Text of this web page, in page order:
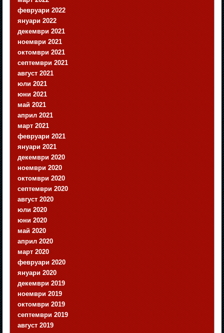
февруари 2022
януари 2022
декември 2021
ноември 2021
октомври 2021
септември 2021
август 2021
юли 2021
юни 2021
май 2021
април 2021
март 2021
февруари 2021
януари 2021
декември 2020
ноември 2020
октомври 2020
септември 2020
август 2020
юли 2020
юни 2020
май 2020
април 2020
март 2020
февруари 2020
януари 2020
декември 2019
ноември 2019
октомври 2019
септември 2019
август 2019